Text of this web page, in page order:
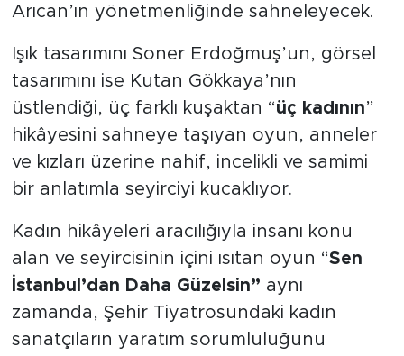
Arıcan’ın yönetmenliğinde sahneleyecek.
Işık tasarımını Soner Erdoğmuş’un, görsel
tasarımını ise Kutan Gökkaya’nın
üstlendiği, üç farklı kuşaktan “üç kadının”
hikâyesini sahneye taşıyan oyun, anneler
ve kızları üzerine nahif, incelikli ve samimi
bir anlatımla seyirciyi kucaklıyor.
Kadın hikâyeleri aracılığıyla insanı konu
alan ve seyircisinin içini ısıtan oyun “Sen
İstanbul’dan Daha Güzelsin” aynı
zamanda, Şehir Tiyatrosundaki kadın
sanatçıların yaratım sorumluluğunu